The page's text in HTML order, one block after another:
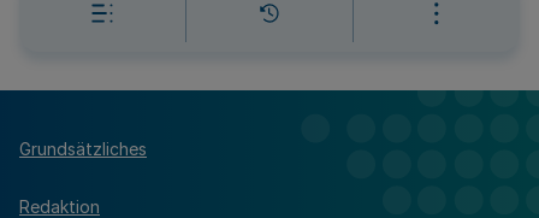
Grundsätzliches
Redaktion